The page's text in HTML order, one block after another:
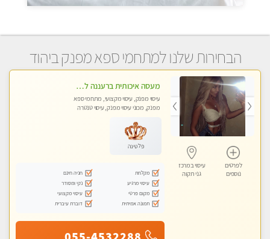
הבחירות שלנו למתחמי ספא מפנק ביהוד
לפרטים
נוספים
עיסוי במרכז
גני תקוה
מעסה איכותית ברעננה למאסז מקצועי ומפנק לכל שרירי הגוף
עיסוי מפנק, עיסוי מקצועי, מתחמי ספא
מפנק, מכוני עיסוי מפנק, עיסוי טנטרה
פלטינה
מקלחת
חניה חינם
עיסוי מרגיע
נקי ומסודר
מקום פרטי
עיסוי מקצועי
תמונה אמיתית
דוברת עיברית